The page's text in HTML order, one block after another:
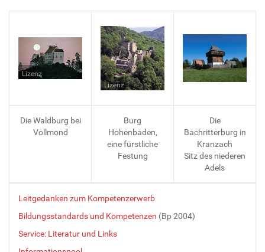
Lizenz
Lizenz
Die Waldburg bei
Vollmond
Burg
Hohenbaden,
eine fürstliche
Festung
Die
Bachritterburg in
Kranzach
Sitz des niederen
Adels
Leitgedanken zum Kompetenzerwerb
Bildungsstandards und Kompetenzen (Bp 2004)
Service: Literatur und Links